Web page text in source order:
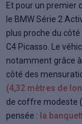
Et pour un premier
le BMW Série 2
plus proche du
C4 Picasso. Le
notamment grâce
côté des
(4,32 mètres de
de coffre modeste
pensée : la